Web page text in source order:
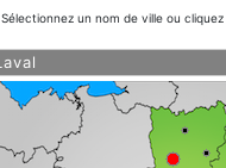
Sélectionnez un nom de ville ou